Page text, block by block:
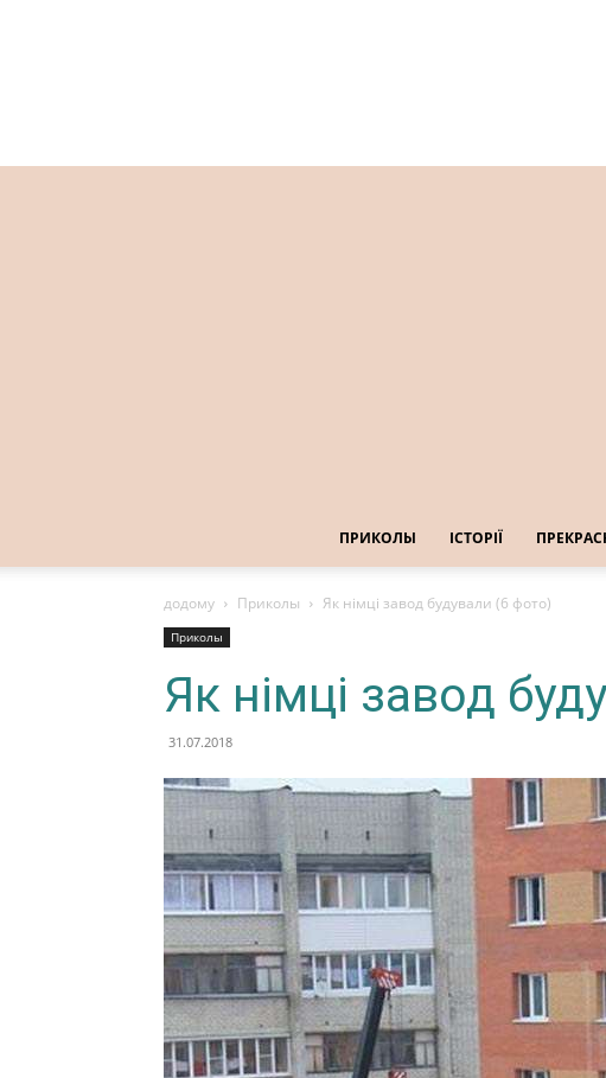
ПРИКОЛЫ ІСТОРІЇ
додому Приколы Як німці завод будували (6 фото)
Приколы
Як німці завод
31.07.2018